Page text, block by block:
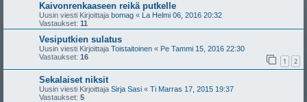
Kaivonrenkaaseen reikä putkelle
Uusin viesti Kirjoittaja bomag « La Helmi 06, 2016 20:32
Vastaukset: 11
Vesiputkien sulatus
Uusin viesti Kirjoittaja Toistaitoinen « Pe Tammi 15, 2016 22:30
Vastaukset: 16 1 2
Sekalaiset niksit
Uusin viesti Kirjoittaja Sirja Sasi « Ti Marras 17, 2015 19:37
Vastaukset: 5